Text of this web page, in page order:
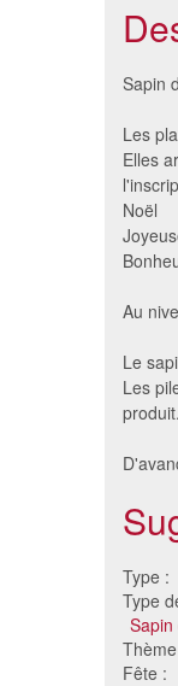
Sapin
Les
Elles
Noël
Au
Le
Les
produit.
Type :
Type
Fête :